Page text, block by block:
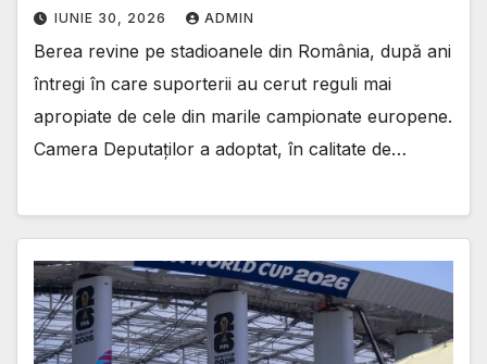
IUNIE 30, 2026 ADMIN
Berea revine pe stadioanele din România, după ani
întregi în care suporterii au cerut reguli mai
apropiate de cele din marile campionate europene.
Camera Deputaților a adoptat, în calitate de…